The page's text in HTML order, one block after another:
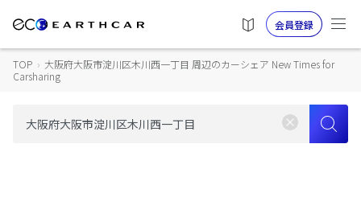
会員登録
TOP › 大阪府大阪市淀川区木川西一丁目 周辺のカーシェア New Times for
Carsharing